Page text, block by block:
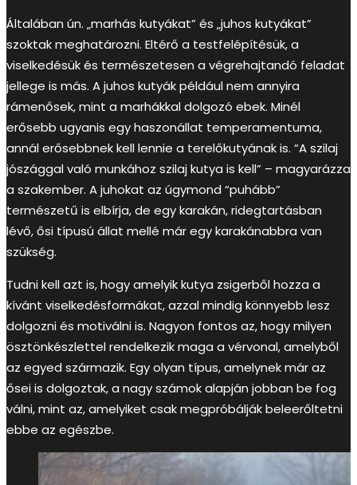
Általában ún. „marhás kutyákat” és „juhos kutyákat”
szoktak meghatározni. Eltérő a testfelépítésük, a
viselkedésük és természetesen a végrehajtandó feladat
jellege is más. A juhos kutyák például nem annyira
rámenősek, mint a marhákkal dolgozó ebek. Minél
erősebb ugyanis egy haszonállat temperamentuma,
annál erősebbnek kell lennie a terelőkutyának is. “A szilaj
jószággal való munkához szilaj kutya is kell” – magyarázza
a szakember. A juhokat az úgymond “puhább”
természetű is elbírja, de egy karakán, ridegtartásban
lévő, ősi típusú állat mellé már egy karakánabbra van
szükség.
Tudni kell azt is, hogy amelyik kutya zsigerből hozza a
kívánt viselkedésformákat, azzal mindig könnyebb lesz
dolgozni és motiválni is. Nagyon fontos az, hogy milyen
ösztönkészlettel rendelkezik maga a vérvonal, amelyből
az egyed származik. Egy olyan típus, amelynek már az
ősei is dolgoztak, a nagy számok alapján jobban be fog
válni, mint az, amelyiket csak megpróbálják beleerőltetni
ebbe az egészbe.